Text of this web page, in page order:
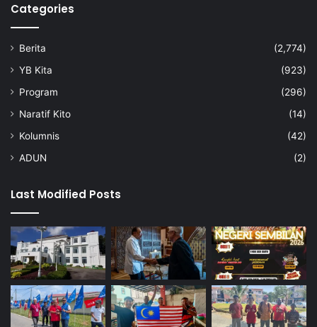
n
s
f
a
l
t
k
3
0
Categories
Berita
(2,774)
YB Kita
(923)
Program
(296)
Naratif Kito
(14)
Kolumnis
(42)
ADUN
(2)
Last Modified Posts